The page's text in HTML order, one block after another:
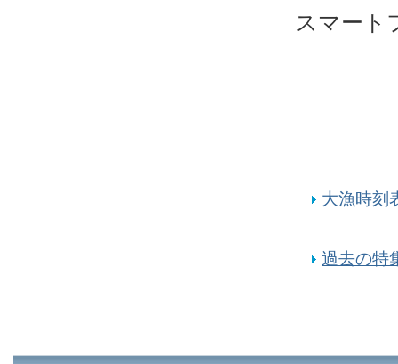
スマート
大漁時刻
過去の特